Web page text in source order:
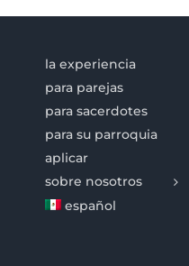
la experiencia
para parejas
para sacerdotes
para su parroquia
aplicar
sobre nosotros
español